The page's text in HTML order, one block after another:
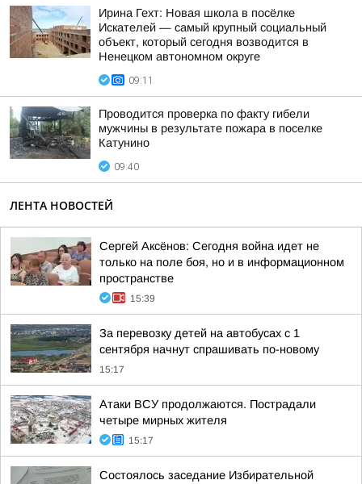
Ирина Гехт: Новая школа в посёлке
Искателей — самый крупный социальный
объект, который сегодня возводится в
Ненецком автономном округе
09:11
Проводится проверка по факту гибели
мужчины в результате пожара в поселке
Катунино
09:40
ЛЕНТА НОВОСТЕЙ
Сергей Аксёнов: Сегодня война идет не
только на поле боя, но и в информационном
пространстве
15:39
За перевозку детей на автобусах с 1
сентября начнут спрашивать по-новому
15:17
Атаки ВСУ продолжаются. Пострадали
четыре мирных жителя
15:17
Состоялось заседание Избирательной